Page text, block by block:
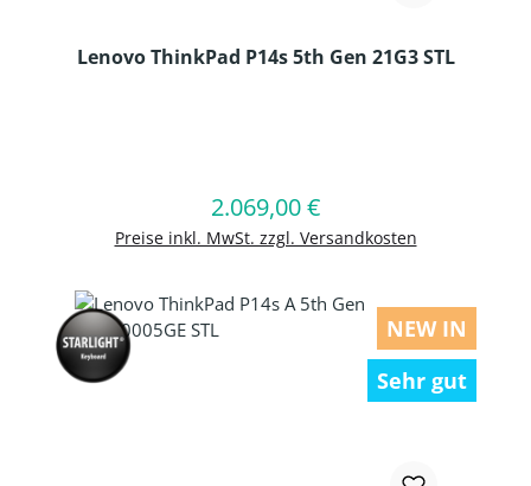
Lenovo ThinkPad P14s 5th Gen 21G3 STL
Regulärer Preis:
2.069,00 €
Preise inkl. MwSt. zzgl. Versandkosten
In den Warenkorb
NEW IN
Sehr gut